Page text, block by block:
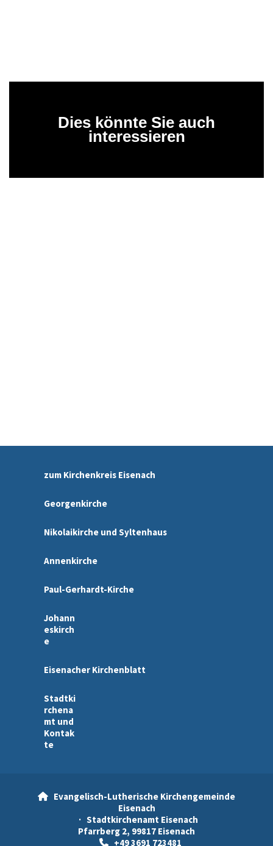
Dies könnte Sie auch
interessieren
zum Kirchenkreis Eisenach
Georgenkirche
Nikolaikirche und Syltenhaus
Annenkirche
Paul-Gerhardt-Kirche
Johann
eskirch
e
Eisenacher Kirchenblatt
Stadtki
rchena
mt und
Kontak
te

Evangelisch-Lutherische Kirchengemeinde
Eisenach
· Stadtkirchenamt Eisenach
Pfarrberg 2, 99817 Eisenach
+49 3691 723481